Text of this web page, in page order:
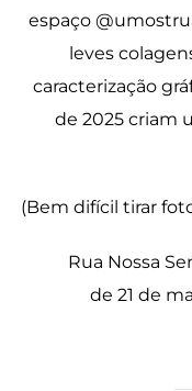
espaço
leves
caracterização
de 2025 criam
(Bem difícil tirar
Rua Nossa
de 21 de